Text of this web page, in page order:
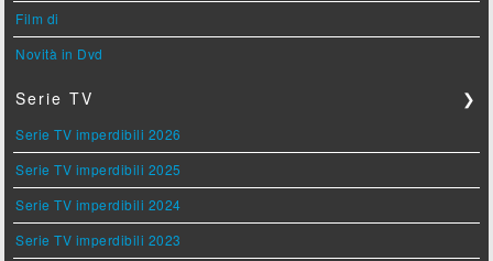
Film di
Novità in Dvd
Serie TV ❯
Serie TV imperdibili 2026
Serie TV imperdibili 2025
Serie TV imperdibili 2024
Serie TV imperdibili 2023